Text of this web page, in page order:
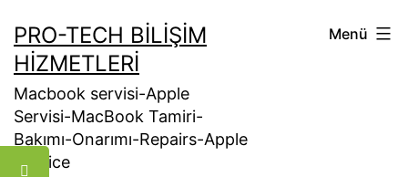
geçPRO-TECH BILIŞIM
HIZMETLERI
Macbook servisi-Apple
Servisi-MacBook Tamiri-
Bakımı-Onarımı-Repairs-Apple
Service
Menü